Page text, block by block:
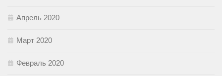
Апрель 2020
Март 2020
Февраль 2020